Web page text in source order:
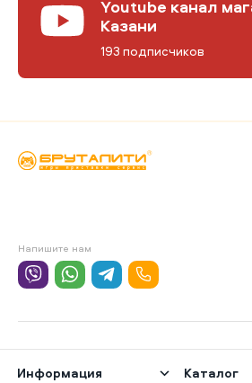
Youtube канал
Казани
193 подписчиков
Информация Каталог
Напишите нам